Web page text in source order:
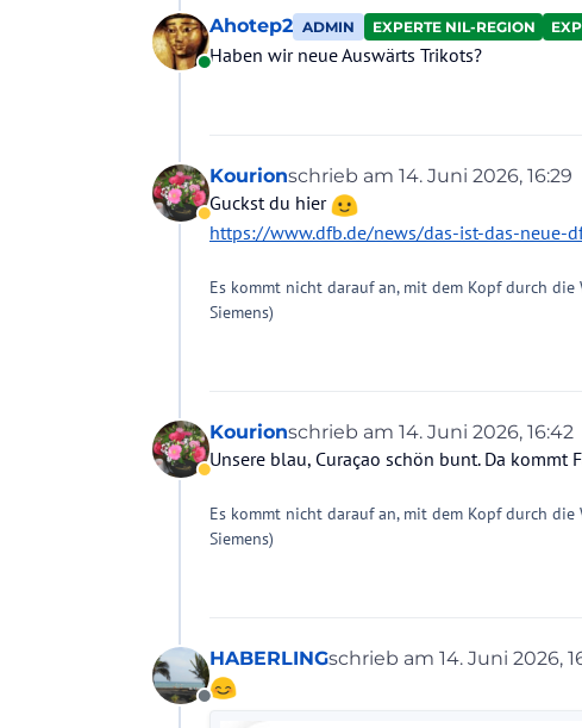
Online
Ahotep2 ADMIN EXPERTE NIL-REGION
Haben wir neue Auswärts Trikots?
Abwesend
Kourionschrieb am 14. Juni 2026, 16:29
zuletzt editiert von
Guckst du hier
https://www.dfb.de/news/das-ist-das-neue-
Es kommt nicht darauf an, mit dem Kopf durch
Siemens)
Abwesend
Kourionschrieb am 14. Juni 2026, 16:42
zuletzt editiert von
Unsere blau, Curaçao schön bunt. Da kommt
Es kommt nicht darauf an, mit dem Kopf durch
Siemens)
Offline
HABERLINGschrieb am 14. Juni 2026,
zuletzt editiert von